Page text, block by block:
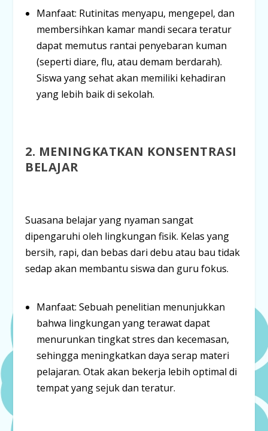
Manfaat: Rutinitas menyapu, mengepel, dan
membersihkan kamar mandi secara teratur
dapat memutus rantai penyebaran kuman
(seperti diare, flu, atau demam berdarah).
Siswa yang sehat akan memiliki kehadiran
yang lebih baik di sekolah.
2. MENINGKATKAN KONSENTRASI
BELAJAR
Suasana belajar yang nyaman sangat
dipengaruhi oleh lingkungan fisik. Kelas yang
bersih, rapi, dan bebas dari debu atau bau tidak
sedap akan membantu siswa dan guru fokus.
Manfaat: Sebuah penelitian menunjukkan
bahwa lingkungan yang terawat dapat
menurunkan tingkat stres dan kecemasan,
sehingga meningkatkan daya serap materi
pelajaran. Otak akan bekerja lebih optimal di
tempat yang sejuk dan teratur.